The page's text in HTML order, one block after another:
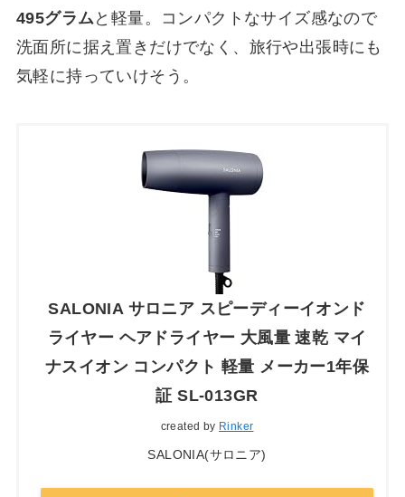
495グラムと軽量。コンパクトなサイズ感なので
洗面所に据え置きだけでなく、旅行や出張時にも
気軽に持っていけそう。
SALONIA サロニア スピーディーイオンド
ライヤー ヘアドライヤー 大風量 速乾 マイ
ナスイオン コンパクト 軽量 メーカー1年保
証 SL-013GR
created by Rinker
SALONIA(サロニア)